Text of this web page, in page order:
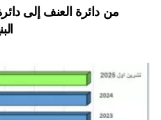
من دائرة العنف إلى